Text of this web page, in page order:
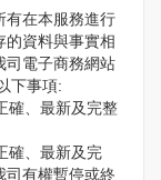
有在本服務進行
的資料與事實相
司電子商務網站
下事項:
確、最新及完整
確、最新及完
司有權暫停或終